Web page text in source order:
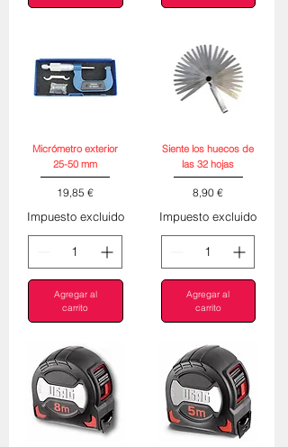
Micrómetro exterior
25-50 mm
Precio
19,85 €
Impuesto excluido
Agregar al
carrito
Siente los huecos de
las 32 hojas
Precio
8,90 €
Impuesto excluido
Agregar al
carrito